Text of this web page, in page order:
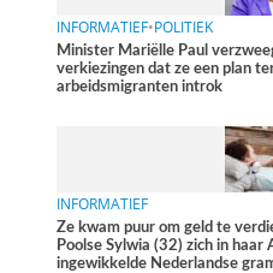
INFORMATIEF•POLITIEK
Minister Mariëlle Paul
verkiezingen dat ze een plan
arbeidsmigranten introk
INFORMATIEF
Ze kwam puur om geld te
Poolse Sylwia (32) zich in haar
ingewikkelde Nederlandse